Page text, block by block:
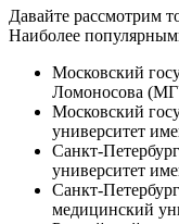
Давайте рассмотрим
Наиболее
Московский
Ломоносова
Московский
университет
Санкт-
университет
Санкт-
медицинский